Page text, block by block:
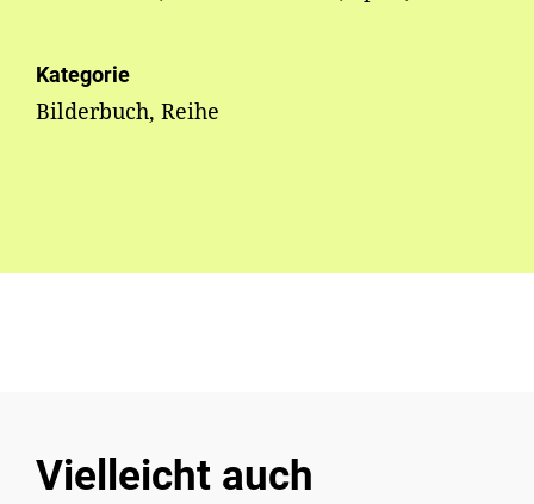
Kategorie
Bilderbuch, Reihe
Vielleicht auch